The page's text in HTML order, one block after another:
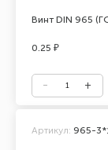
Винт DIN 965
0.25 ₽
Артикул: 965-